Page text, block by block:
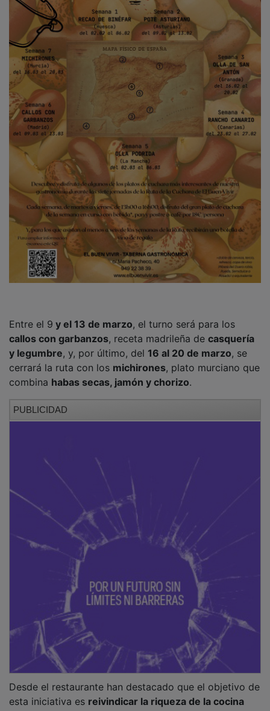
callos con garbanzos, receta madrileña decasquería
y legumbre, y, por último, del16 al 20 de marzo, se
cerrará la ruta con losmichirones, plato murciano que
combinahabas secas, jamón y chorizo.
esta iniciativa esreivindicar la riqueza de la cocina
tradicional española, ofreciendo un recorrido semanal